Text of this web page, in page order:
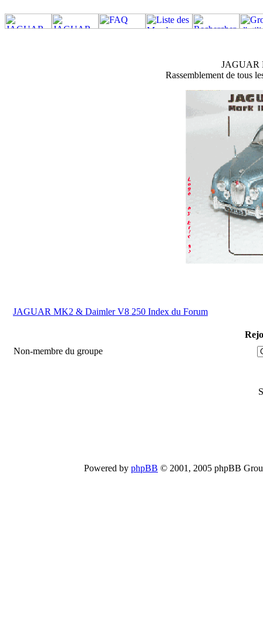
JAGUAR
Rassemblement de tous
JAGUAR MK2 & Daimler V8 250 Index du Forum
Non-membre du groupe
Powered by phpBB © 2001, 2005 phpBB